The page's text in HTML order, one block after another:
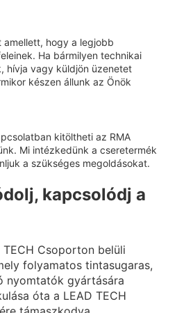
amellett, hogy a legjobb
Ha bármilyen technikai
hívja vagy küldjön üzenetet
készen állunk az Önök
kitöltheti az RMA
Mi intézkedünk a cseretermék
a szükséges megoldásokat.
kapcsolódj a
TECH Csoporton belüli
folyamatos tintasugaras,
nyomtatók gyártására
óta a LEAD TECH